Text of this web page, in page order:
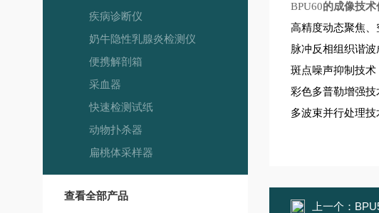
疾病诊断仪
奶牛隐性乳腺炎检测仪
便携解剖箱
采血器
快速检测试纸
动物扑杀器
扁桃体采样器
查看全部产品
BPU60的成像技术
高精度动态聚焦
脉冲反相组织谐波
斑点噪声抑制技术
彩色多普勒增强技
多波束并行处理技
上一个：